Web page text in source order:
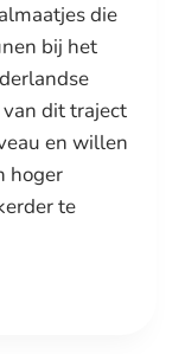
die
bij het
dit traject
en willen
hoger
te